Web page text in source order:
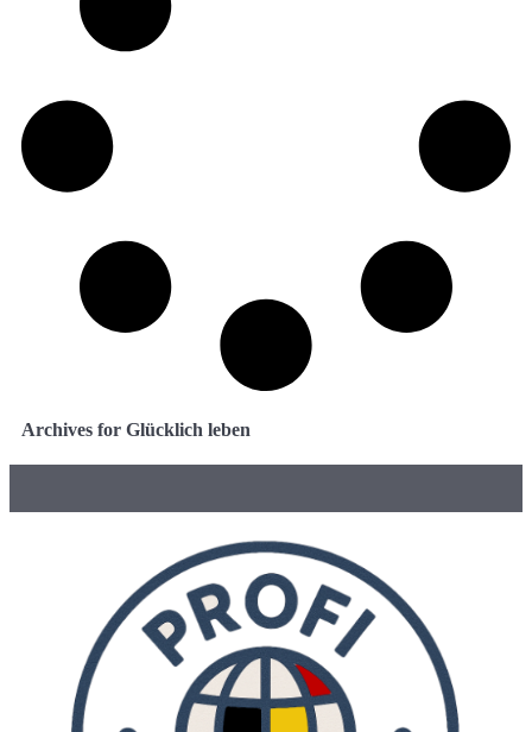
Archives for Glücklich leben